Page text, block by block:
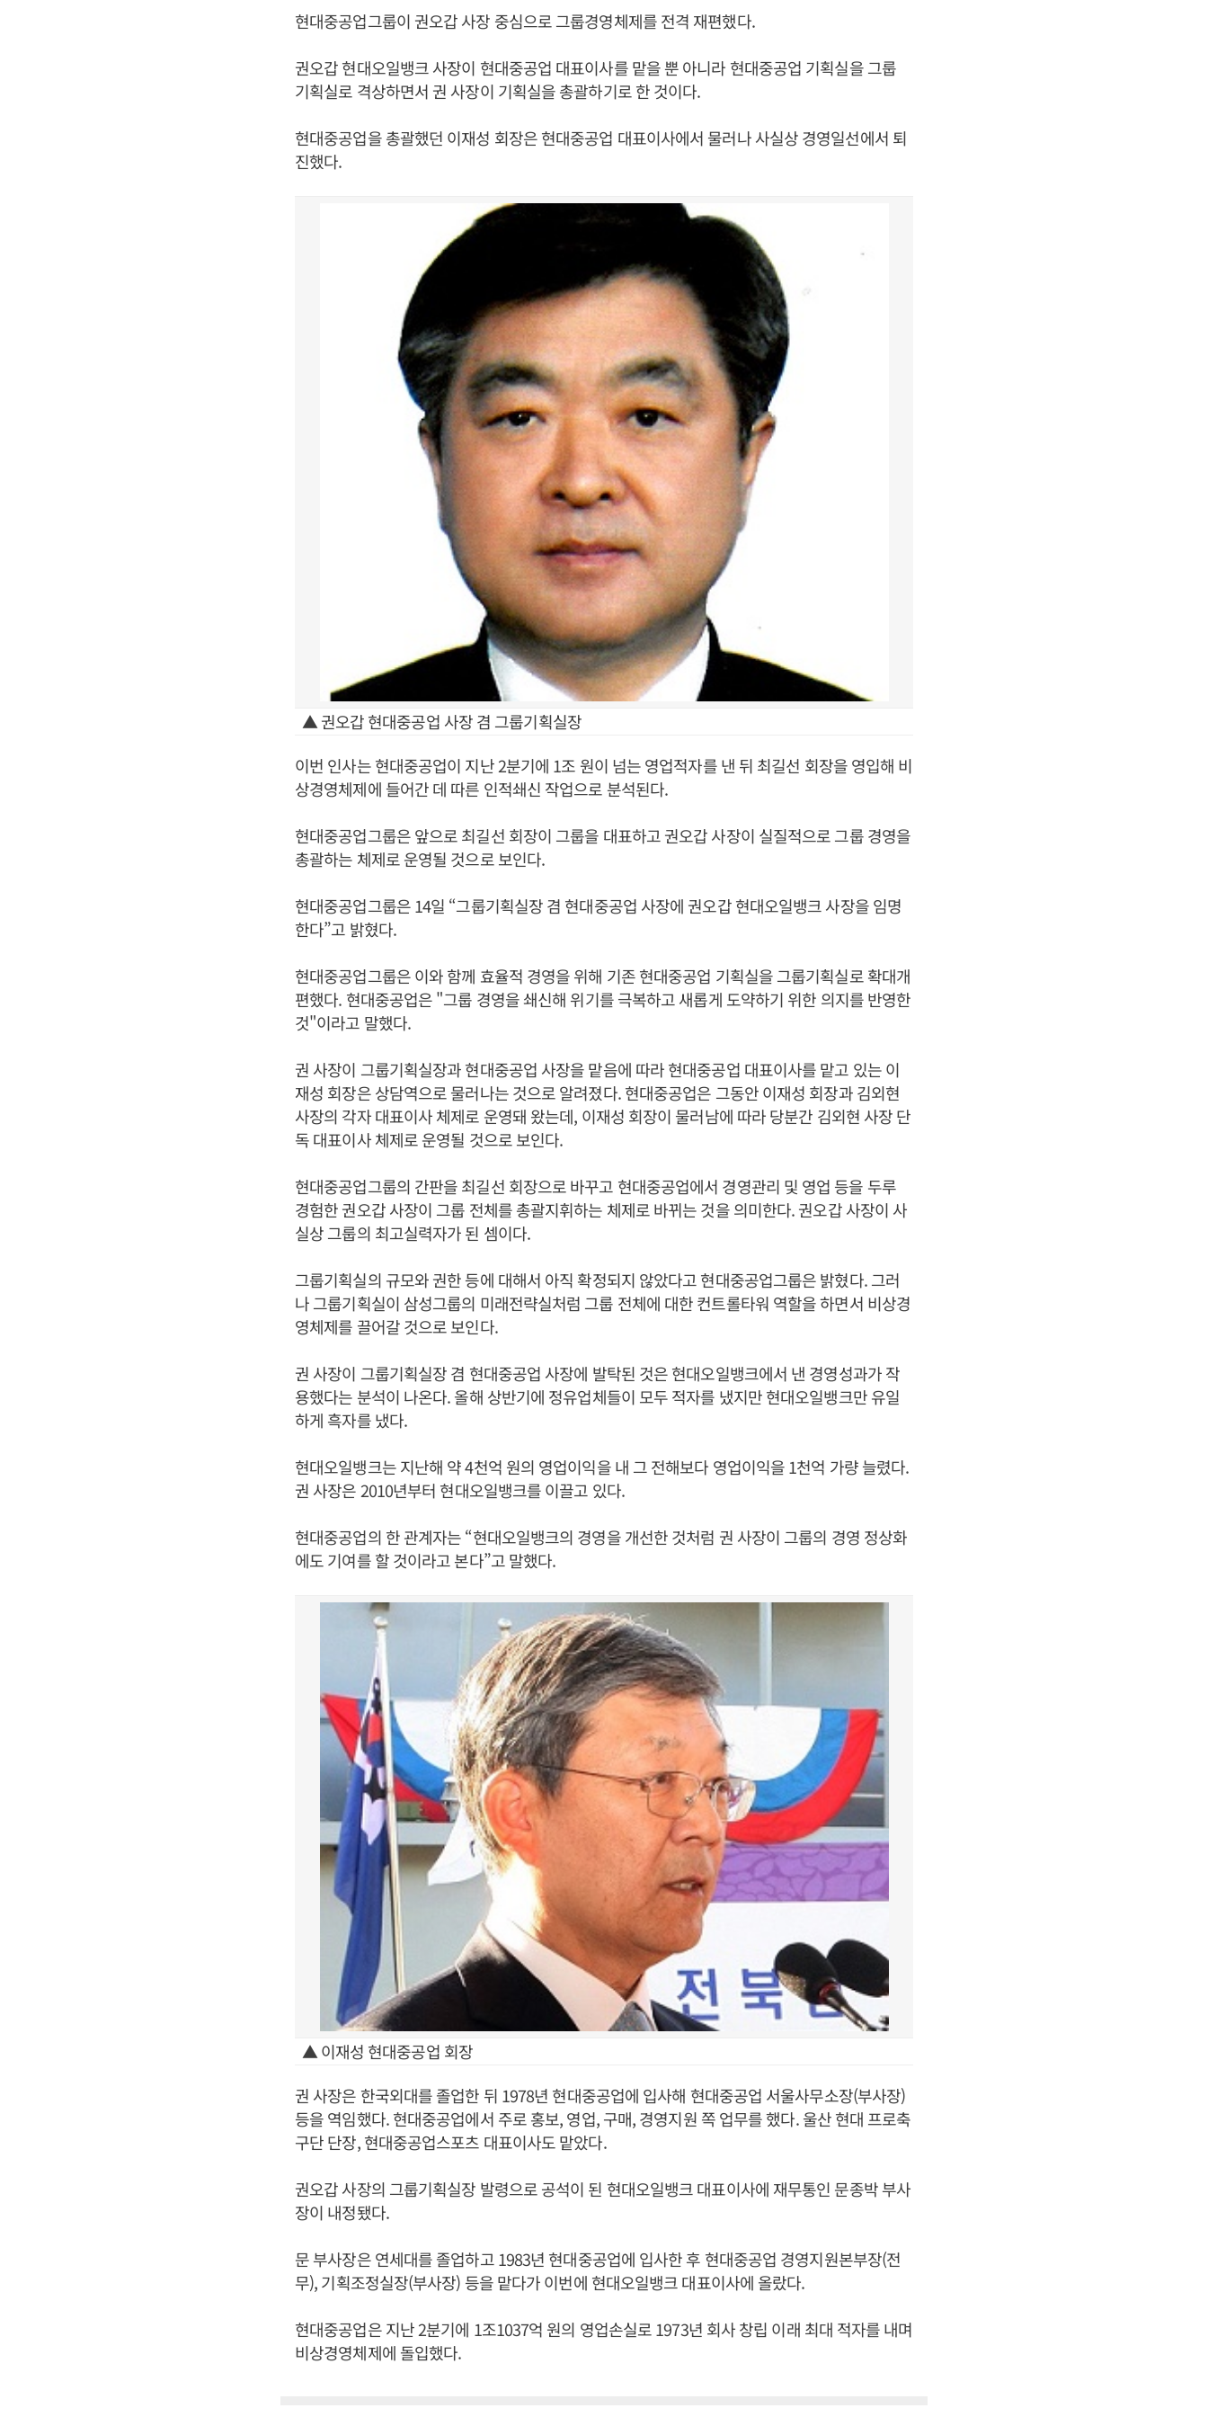
현대중공업그룹이 권오갑 사장 중심으로 그룹경영체제를 전격 재편했다.
권오갑 현대오일뱅크 사장이 현대중공업 대표이사를 맡을 뿐 아니라 현대중공업 기획실을 그룹
기획실로 격상하면서 권 사장이 기획실을 총괄하기로 한 것이다.
현대중공업을 총괄했던 이재성 회장은 현대중공업 대표이사에서 물러나 사실상 경영일선에서 퇴
진했다.
▲ 권오갑 현대중공업 사장 겸 그룹기획실장
이번 인사는 현대중공업이 지난 2분기에 1조 원이 넘는 영업적자를 낸 뒤 최길선 회장을 영입해 비
상경영체제에 들어간 데 따른 인적쇄신 작업으로 분석된다.
현대중공업그룹은 앞으로 최길선 회장이 그룹을 대표하고 권오갑 사장이 실질적으로 그룹 경영을
총괄하는 체제로 운영될 것으로 보인다.
현대중공업그룹은 14일 “그룹기획실장 겸 현대중공업 사장에 권오갑 현대오일뱅크 사장을 임명
한다”고 밝혔다.
현대중공업그룹은 이와 함께 효율적 경영을 위해 기존 현대중공업 기획실을 그룹기획실로 확대개
편했다. 현대중공업은 "그룹 경영을 쇄신해 위기를 극복하고 새롭게 도약하기 위한 의지를 반영한
것"이라고 말했다.
권 사장이 그룹기획실장과 현대중공업 사장을 맡음에 따라 현대중공업 대표이사를 맡고 있는 이
재성 회장은 상담역으로 물러나는 것으로 알려졌다. 현대중공업은 그동안 이재성 회장과 김외현
사장의 각자 대표이사 체제로 운영돼 왔는데, 이재성 회장이 물러남에 따라 당분간 김외현 사장 단
독 대표이사 체제로 운영될 것으로 보인다.
현대중공업그룹의 간판을 최길선 회장으로 바꾸고 현대중공업에서 경영관리 및 영업 등을 두루
경험한 권오갑 사장이 그룹 전체를 총괄지휘하는 체제로 바뀌는 것을 의미한다. 권오갑 사장이 사
실상 그룹의 최고실력자가 된 셈이다.
그룹기획실의 규모와 권한 등에 대해서 아직 확정되지 않았다고 현대중공업그룹은 밝혔다. 그러
나 그룹기획실이 삼성그룹의 미래전략실처럼 그룹 전체에 대한 컨트롤타워 역할을 하면서 비상경
영체제를 끌어갈 것으로 보인다.
권 사장이 그룹기획실장 겸 현대중공업 사장에 발탁된 것은 현대오일뱅크에서 낸 경영성과가 작
용했다는 분석이 나온다. 올해 상반기에 정유업체들이 모두 적자를 냈지만 현대오일뱅크만 유일
하게 흑자를 냈다.
현대오일뱅크는 지난해 약 4천억 원의 영업이익을 내 그 전해보다 영업이익을 1천억 가량 늘렸다.
권 사장은 2010년부터 현대오일뱅크를 이끌고 있다.
현대중공업의 한 관계자는 “현대오일뱅크의 경영을 개선한 것처럼 권 사장이 그룹의 경영 정상화
에도 기여를 할 것이라고 본다”고 말했다.
▲ 이재성 현대중공업 회장
권 사장은 한국외대를 졸업한 뒤 1978년 현대중공업에 입사해 현대중공업 서울사무소장(부사장)
등을 역임했다. 현대중공업에서 주로 홍보, 영업, 구매, 경영지원 쪽 업무를 했다. 울산 현대 프로축
구단 단장, 현대중공업스포츠 대표이사도 맡았다.
권오갑 사장의 그룹기획실장 발령으로 공석이 된 현대오일뱅크 대표이사에 재무통인 문종박 부사
장이 내정됐다.
문 부사장은 연세대를 졸업하고 1983년 현대중공업에 입사한 후 현대중공업 경영지원본부장(전
무), 기획조정실장(부사장) 등을 맡다가 이번에 현대오일뱅크 대표이사에 올랐다.
현대중공업은 지난 2분기에 1조1037억 원의 영업손실로 1973년 회사 창립 이래 최대 적자를 내며
비상경영체제에 돌입했다.